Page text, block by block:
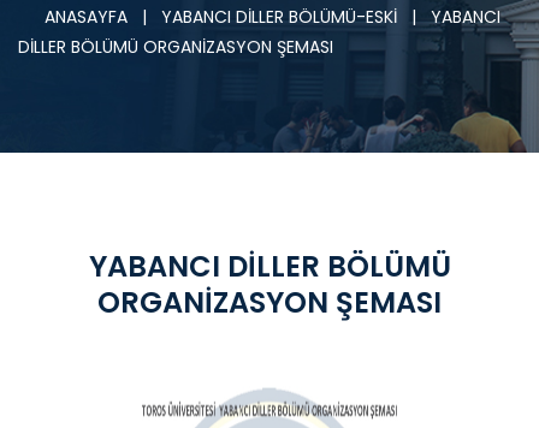
ANASAYFA | YABANCI DİLLER BÖLÜMÜ-ESKİ | YABANCI
DİLLER BÖLÜMÜ ORGANİZASYON ŞEMASI
YABANCI DİLLER BÖLÜMÜ
ORGANİZASYON ŞEMASI